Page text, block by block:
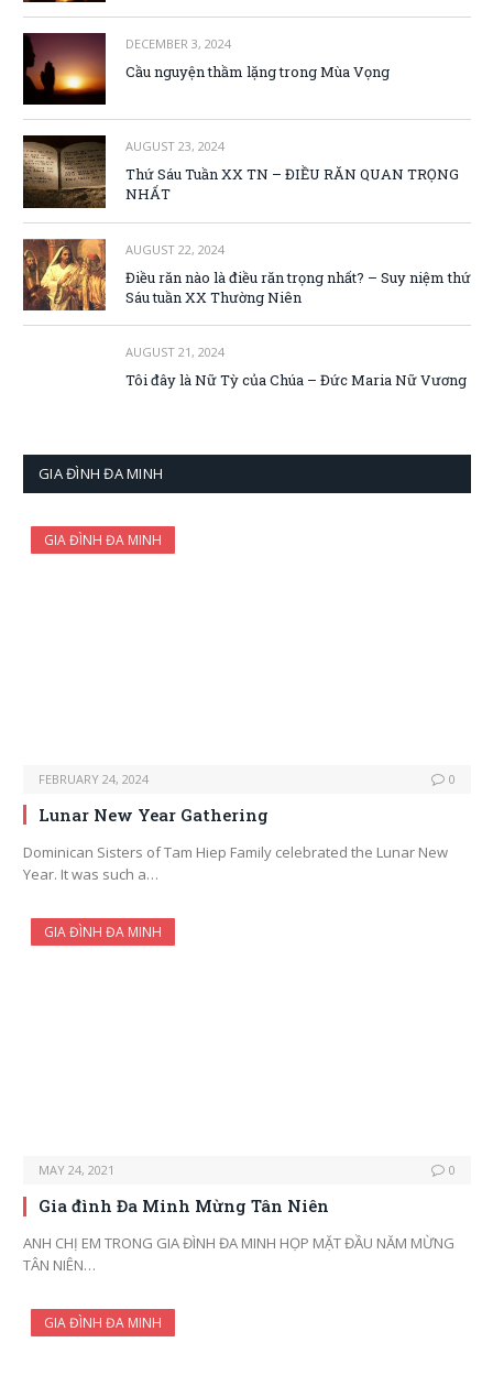
DECEMBER 3, 2024
Cầu nguyện thầm lặng trong Mùa Vọng
AUGUST 23, 2024
Thứ Sáu Tuần XX TN – ĐIỀU RĂN QUAN TRỌNG
NHẤT
AUGUST 22, 2024
Điều răn nào là điều răn trọng nhất? – Suy niệm thứ
Sáu tuần XX Thường Niên
AUGUST 21, 2024
Tôi đây là Nữ Tỳ của Chúa – Đức Maria Nữ Vương
GIA ĐÌNH ĐA MINH
GIA ĐÌNH ĐA MINH
FEBRUARY 24, 2024 0
Lunar New Year Gathering
Dominican Sisters of Tam Hiep Family celebrated the Lunar New
Year. It was such a…
GIA ĐÌNH ĐA MINH
MAY 24, 2021 0
Gia đình Đa Minh Mừng Tân Niên
ANH CHỊ EM TRONG GIA ĐÌNH ĐA MINH HỌP MẶT ĐẦU NĂM MỪNG
TÂN NIÊN…
GIA ĐÌNH ĐA MINH